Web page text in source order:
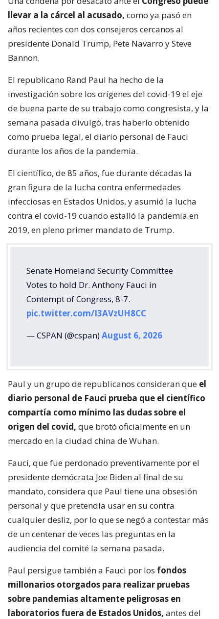
llevar a la cárcel al acusado, como ya pasó en
años recientes con dos consejeros cercanos al
presidente Donald Trump, Pete Navarro y Steve
Bannon.
El republicano Rand Paul ha hecho de la
investigación sobre los orígenes del covid-19 el eje
de buena parte de su trabajo como congresista, y la
semana pasada divulgó, tras haberlo obtenido
como prueba legal, el diario personal de Fauci
durante los años de la pandemia.
El científico, de 85 años, fue durante décadas la
gran figura de la lucha contra enfermedades
infecciosas en Estados Unidos, y asumió la lucha
contra el covid-19 cuando estalló la pandemia en
2019, en pleno primer mandato de Trump.
Senate Homeland Security Committee
Votes to hold Dr. Anthony Fauci in
Contempt of Congress, 8-7.
pic.twitter.com/I3AVzUH8CC
— CSPAN (@cspan)August 6, 2026
Paul y un grupo de republicanos consideran que el
diario personal de Fauci prueba que el científico
compartía como mínimo las dudas sobre el
origen del covid, que brotó oficialmente en un
mercado en la ciudad china de Wuhan.
Fauci, que fue perdonado preventivamente por el
presidente demócrata Joe Biden al final de su
mandato, considera que Paul tiene una obsesión
personal y que pretendía usar en su contra
cualquier desliz, por lo que se negó a contestar más
de un centenar de veces las preguntas en la
audiencia del comité la semana pasada.
Paul persigue también a Fauci por los fondos
millonarios otorgados para realizar pruebas
sobre pandemias altamente peligrosas en
laboratorios fuera de Estados Unidos, antes del